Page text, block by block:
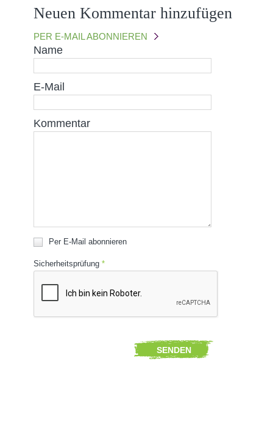
Neuen Kommentar hinzufügen
PER E-MAIL ABONNIEREN
Name
E-Mail
Kommentar
Per E-Mail abonnieren
Sicherheitsprüfung *